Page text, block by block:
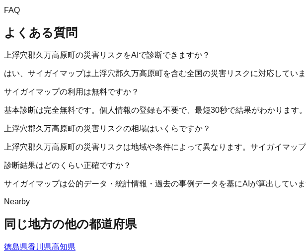
FAQ
よくある質問
上浮穴郡久万高原町の災害リスクをAIで診断できますか？
はい、サイガイマップは上浮穴郡久万高原町を含む全国の災害リスクに対応してい
サイガイマップの利用は無料ですか？
基本診断は完全無料です。個人情報の登録も不要で、最短30秒で結果がわかります。
上浮穴郡久万高原町の災害リスクの相場はいくらですか？
上浮穴郡久万高原町の災害リスクは地域や条件によって異なります。サイガイマッ
診断結果はどのくらい正確ですか？
サイガイマップは公的データ・統計情報・過去の事例データを基にAIが算出してい
Nearby
同じ地方の他の都道府県
徳島県香川県高知県